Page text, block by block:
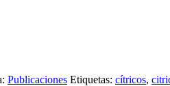
Publicaciones Etiquetas: cítricos,